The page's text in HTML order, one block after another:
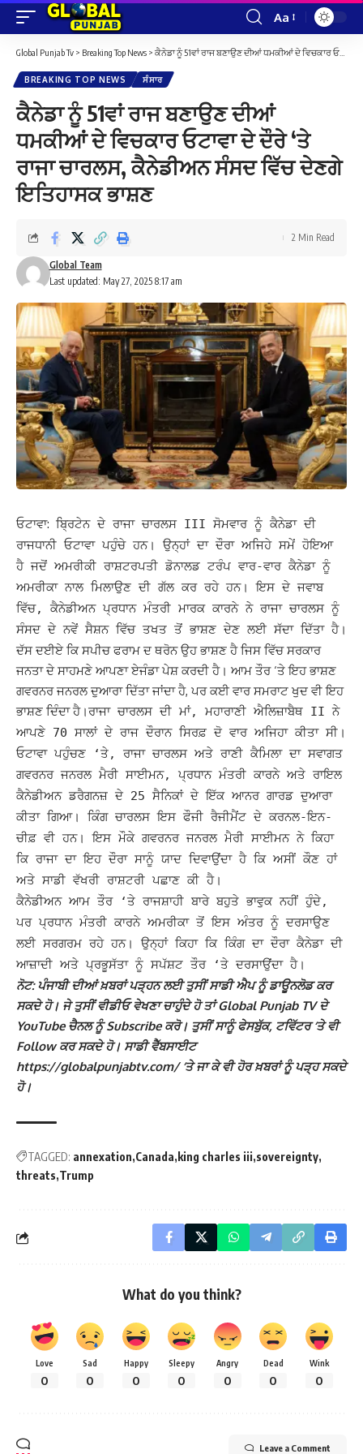
Font
Resizer
Aa
Global Punjab Tv > Breaking Top News > ਕੈਨੇਡਾ ਨੂੰ 51ਵਾਂ ਰਾਜ ਬਣਾਉਣ ਦੀਆਂ ਧਮਕੀਆਂ ਦੇ ਵਿਚਕਾਰ ਓਟਾਵਾ ਦੇ ਦੌਰੇ ‘ਤੇ ਰਾਜਾ ਚਾਰਲਸ, ਕੈਨੇਡੀਅਨ ਸੰਸਦ ਵਿੱਚ ਦੇਣਗੇ ਇਤਿਹਾਸਕ ਭਾਸ਼ਣ
BREAKING TOP NEWS ਸੰਸਾਰ
ਕੈਨੇਡਾ ਨੂੰ 51ਵਾਂ ਰਾਜ ਬਣਾਉਣ ਦੀਆਂ
ਧਮਕੀਆਂ ਦੇ ਵਿਚਕਾਰ ਓਟਾਵਾ ਦੇ ਦੌਰੇ ‘ਤੇ
ਰਾਜਾ ਚਾਰਲਸ, ਕੈਨੇਡੀਅਨ ਸੰਸਦ ਵਿੱਚ ਦੇਣਗੇ
ਇਤਿਹਾਸਕ ਭਾਸ਼ਣ
Last updated: May 27, 2025 8:17 am
Global Team
2 Min Read
ਓਟਾਵਾ: ਬ੍ਰਿਟੇਨ ਦੇ ਰਾਜਾ ਚਾਰਲਸ III ਸੋਮਵਾਰ ਨੂੰ ਕੈਨੇਡਾ ਦੀ
ਰਾਜਧਾਨੀ ਓਟਾਵਾ ਪਹੁੰਚੇ ਹਨ। ਉਨ੍ਹਾਂ ਦਾ ਦੌਰਾ ਅਜਿਹੇ ਸਮੇਂ ਹੋਇਆ
ਹੈ ਜਦੋਂ ਅਮਰੀਕੀ ਰਾਸ਼ਟਰਪਤੀ ਡੋਨਾਲਡ ਟਰੰਪ ਵਾਰ-ਵਾਰ ਕੈਨੇਡਾ ਨੂੰ
ਅਮਰੀਕਾ ਨਾਲ ਮਿਲਾਉਣ ਦੀ ਗੱਲ ਕਰ ਰਹੇ ਹਨ।ਇਸ ਦੇ ਜਵਾਬ
ਵਿੱਚ, ਕੈਨੇਡੀਅਨ ਪ੍ਰਧਾਨ ਮੰਤਰੀ ਮਾਰਕ ਕਾਰਨੇ ਨੇ ਰਾਜਾ ਚਾਰਲਸ ਨੂੰ
ਸੰਸਦ ਦੇ ਨਵੇਂ ਸੈਸ਼ਨ ਵਿੱਚ ਤਖਤ ਤੋਂ ਭਾਸ਼ਣ ਦੇਣ ਲਈ ਸੱਦਾ ਦਿੱਤਾ ਹੈ।
ਦੱਸ ਦਈਏ ਕਿ ਸਪੀਚ ਫਰਾਮ ਦ ਥਰੋਨ ਉਹ ਭਾਸ਼ਣ ਹੈ ਜਿਸ ਵਿੱਚ ਸਰਕਾਰ
ਜਨਤਾ ਦੇ ਸਾਹਮਣੇ ਆਪਣਾ ਏਜੰਡਾ ਪੇਸ਼ ਕਰਦੀ ਹੈ। ਆਮ ਤੌਰ ‘ਤੇ ਇਹ ਭਾਸ਼ਣ
ਗਵਰਨਰ ਜਨਰਲ ਦੁਆਰਾ ਦਿੱਤਾ ਜਾਂਦਾ ਹੈ, ਪਰ ਕਈ ਵਾਰ ਸਮਰਾਟ ਖੁਦ ਵੀ ਇਹ
ਭਾਸ਼ਣ ਦਿੰਦਾ ਹੈ।ਰਾਜਾ ਚਾਰਲਸ ਦੀ ਮਾਂ, ਮਹਾਰਾਣੀ ਐਲਿਜ਼ਾਬੈਥ II ਨੇ
ਆਪਣੇ 70 ਸਾਲਾਂ ਦੇ ਰਾਜ ਦੌਰਾਨ ਸਿਰਫ਼ ਦੋ ਵਾਰ ਅਜਿਹਾ ਕੀਤਾ ਸੀ।
ਓਟਾਵਾ ਪਹੁੰਚਣ ‘ਤੇ, ਰਾਜਾ ਚਾਰਲਸ ਅਤੇ ਰਾਣੀ ਕੈਮਿਲਾ ਦਾ ਸਵਾਗਤ
ਗਵਰਨਰ ਜਨਰਲ ਮੈਰੀ ਸਾਈਮਨ, ਪ੍ਰਧਾਨ ਮੰਤਰੀ ਕਾਰਨੇ ਅਤੇ ਰਾਇਲ
ਕੈਨੇਡੀਅਨ ਡਰੈਗਨਜ਼ ਦੇ 25 ਸੈਨਿਕਾਂ ਦੇ ਇੱਕ ਆਨਰ ਗਾਰਡ ਦੁਆਰਾ
ਕੀਤਾ ਗਿਆ। ਕਿੰਗ ਚਾਰਲਸ ਇਸ ਫੌਜੀ ਰੈਜੀਮੈਂਟ ਦੇ ਕਰਨਲ-ਇਨ-
ਚੀਫ਼ ਵੀ ਹਨ।ਇਸ ਮੌਕੇ ਗਵਰਨਰ ਜਨਰਲ ਮੈਰੀ ਸਾਈਮਨ ਨੇ ਕਿਹਾ
ਕਿ ਰਾਜਾ ਦਾ ਇਹ ਦੌਰਾ ਸਾਨੂੰ ਯਾਦ ਦਿਵਾਉਂਦਾ ਹੈ ਕਿ ਅਸੀਂ ਕੌਣ ਹਾਂ
ਅਤੇ ਸਾਡੀ ਵੱਖਰੀ ਰਾਸ਼ਟਰੀ ਪਛਾਣ ਕੀ ਹੈ।
ਕੈਨੇਡੀਅਨ ਆਮ ਤੌਰ ‘ਤੇ ਰਾਜਸ਼ਾਹੀ ਬਾਰੇ ਬਹੁਤੇ ਭਾਵੁਕ ਨਹੀਂ ਹੁੰਦੇ,
ਪਰ ਪ੍ਰਧਾਨ ਮੰਤਰੀ ਕਾਰਨੇ ਅਮਰੀਕਾ ਤੋਂ ਇਸ ਅੰਤਰ ਨੂੰ ਦਰਸਾਉਣ
ਲਈ ਸਰਗਰਮ ਰਹੇ ਹਨ। ਉਨ੍ਹਾਂ ਕਿਹਾ ਕਿ ਕਿੰਗ ਦਾ ਦੌਰਾ ਕੈਨੇਡਾ ਦੀ
ਆਜ਼ਾਦੀ ਅਤੇ ਪ੍ਰਭੂਸੱਤਾ ਨੂੰ ਸਪੱਸ਼ਟ ਤੌਰ ‘ਤੇ ਦਰਸਾਉਂਦਾ ਹੈ।
ਨੋਟ: ਪੰਜਾਬੀ ਦੀਆਂ ਖ਼ਬਰਾਂ ਪੜ੍ਹਨ ਲਈ ਤੁਸੀਂ ਸਾਡੀ ਐਪ ਨੂੰ ਡਾਊਨਲੋਡ ਕਰ
ਸਕਦੇ ਹੋ। ਜੇ ਤੁਸੀਂ ਵੀਡੀਓ ਵੇਖਣਾ ਚਾਹੁੰਦੇ ਹੋ ਤਾਂ Global Punjab TV ਦੇ
YouTube ਚੈਨਲ ਨੂੰ Subscribe ਕਰੋ। ਤੁਸੀਂ ਸਾਨੂੰ ਫੇਸਬੁੱਕ, ਟਵਿੱਟਰ ‘ਤੇ ਵੀ
Follow ਕਰ ਸਕਦੇ ਹੋ। ਸਾਡੀ ਵੈੱਬਸਾਈਟ
https://globalpunjabtv.com/ ‘ਤੇ ਜਾ ਕੇ ਵੀ ਹੋਰ ਖ਼ਬਰਾਂ ਨੂੰ ਪੜ੍ਹ ਸਕਦੇ
ਹੋ।
TAGGED: annexation Canada king charles iii sovereignty
threats Trump
What do you think?
Love
0
Sad
0
Happy
0
Sleepy
0
Angry
0
Dead
0
Wink
0
Leave a Comment